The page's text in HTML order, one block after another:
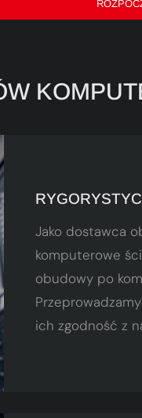
Jako dostawca
komputerowe
obudowy po
ich zgodność z